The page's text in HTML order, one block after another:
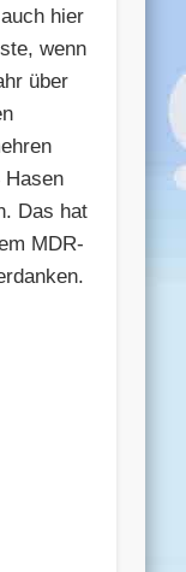
hier
wenn
über
Hasen
Das hat
MDR-